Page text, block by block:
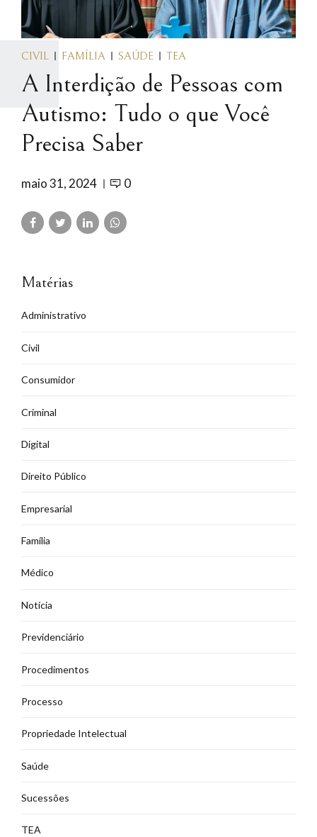
CIVIL FAMÍLIA SAÚDE TEA
A Interdição de Pessoas com
Autismo: Tudo o que Você
Precisa Saber
maio 31, 2024 0
Matérias
Administrativo
Civil
Consumidor
Criminal
Digital
Direito Público
Empresarial
Família
Médico
Notícia
Previdenciário
Procedimentos
Processo
Propriedade Intelectual
Saúde
Sucessões
TEA